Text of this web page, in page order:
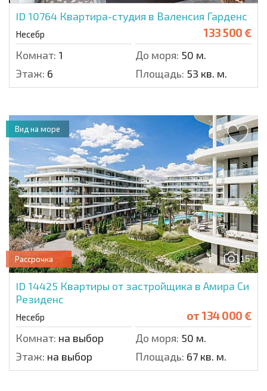
ID 10764 Квартира-студия в Валенсия Гарденс
Несебр 133 500 €
Комнат: 1 До моря: 50 м.
Этаж: 6 Площадь: 53 кв. м.
15
Рассрочка
ID 14425 Квартиры от застройщика в Амира Си
Резиденс
Несебр от134 000 €
Комнат: на выбор До моря: 50 м.
Этаж: на выбор Площадь: 67 кв. м.
Вид на море